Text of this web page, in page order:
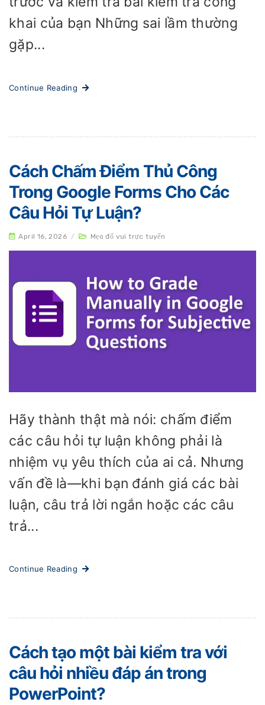
khai của bạn Những sai lầm thường
gặp...
Continue Reading
Cách Chấm Điểm Thủ Công
Trong Google Forms Cho Các
Câu Hỏi Tự Luận?
April 16, 2026 / Mẹo đố vui trực tuyến
Hãy thành thật mà nói: chấm điểm
các câu hỏi tự luận không phải là
nhiệm vụ yêu thích của ai cả. Nhưng
vấn đề là—khi bạn đánh giá các bài
luận, câu trả lời ngắn hoặc các câu
trả...
Continue Reading
Cách tạo một bài kiểm tra với
câu hỏi nhiều đáp án trong
PowerPoint?